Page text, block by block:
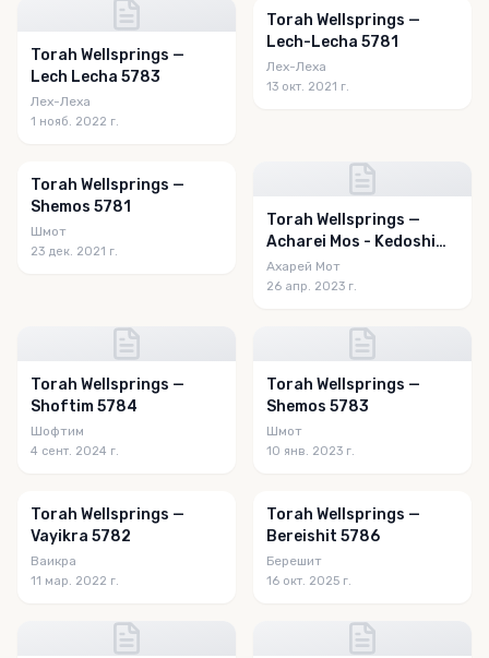
Torah Wellsprings —
Lech Lecha 5783
Лех-Леха
1 нояб. 2022 г.
Torah Wellsprings —
Lech-Lecha 5781
Лех-Леха
13 окт. 2021 г.
Torah Wellsprings —
Shemos 5781
Шмот
23 дек. 2021 г.
Torah Wellsprings —
Acharei Mos - Kedoshim
5783
Ахарей Мот
26 апр. 2023 г.
Torah Wellsprings —
Shoftim 5784
Шофтим
4 сент. 2024 г.
Torah Wellsprings —
Shemos 5783
Шмот
10 янв. 2023 г.
Torah Wellsprings —
Vayikra 5782
Ваикра
11 мар. 2022 г.
Torah Wellsprings —
Bereishit 5786
Берешит
16 окт. 2025 г.